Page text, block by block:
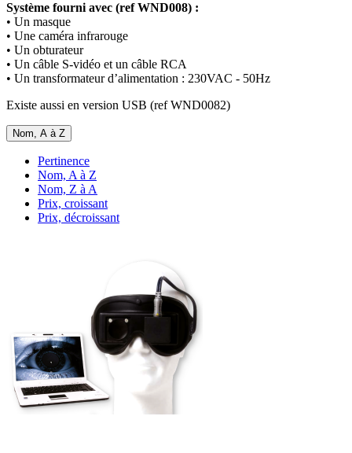
Système fourni avec (ref WND008) :
• Un masque
• Une caméra infrarouge
• Un obturateur
• Un câble S-vidéo et un câble RCA
• Un transformateur d’alimentation : 230VAC - 50Hz
Existe aussi en version USB (ref WND0082)
Nom, A à Z
Pertinence
Nom, A à Z
Nom, Z à A
Prix, croissant
Prix, décroissant